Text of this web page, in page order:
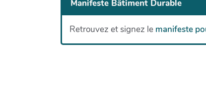
Manifeste Bâtiment Durable
Retrouvez et signez le manifeste